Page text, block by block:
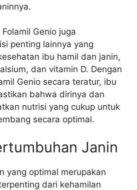
Genio juga
penting lainnya yang
ibu hamil dan janin,
dan vitamin D. Dengan
Genio secara teratur, ibu
bahwa dirinya dan
nutrisi yang cukup untuk
secara optimal.
Janin
yang optimal merupakan
dari kehamilan